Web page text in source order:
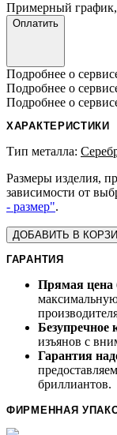
Примерный
Оплатить
Подробнее о
Подробнее о
Подробнее о
ХАРАКТЕРИСТИКИ
Тип металла:
Размеры изделия,
зависимости от
- размер".
ДОБАВИТЬ В
ГАРАНТИЯ
Прямая цена
Безупречное
изъянов с
Гарантия
бриллиантов.
ФИРМЕННАЯ